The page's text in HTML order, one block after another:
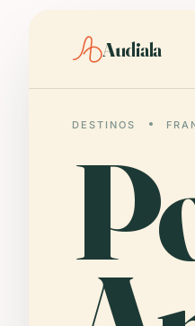
Audiala
DESTINOS